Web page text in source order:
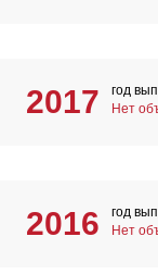
2017
год
Нет
2016
год
Нет